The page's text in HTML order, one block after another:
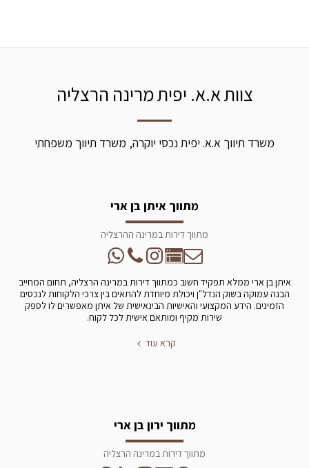
צוות א.א. יפית מרינה הרצליה
משרד תיווך א.א. יפית נכסי יוקרה, משרד תיווך משפחתי
מתווך איתן בן ארי
מתווך דירות במרינה ההרצליה
איתן בן ארי ממלא תפקיד חשוב כמתווך דירות במרינה הרצליה, תחום המחייב
הבנה עמוקה בשוק הנדל"ן ויכולת מיוחדת להתאים בין צרכי הלקוחות לנכסים
הזמינים. הידע המקצועי והאישיות הבינאישית של איתן מאפשרים לו לספק
שירות מקיף ומותאם אישית לכל לקוח.
קרא עוד
מתווך ירון בן ארי
מתווך דירות במרינה הרצליה